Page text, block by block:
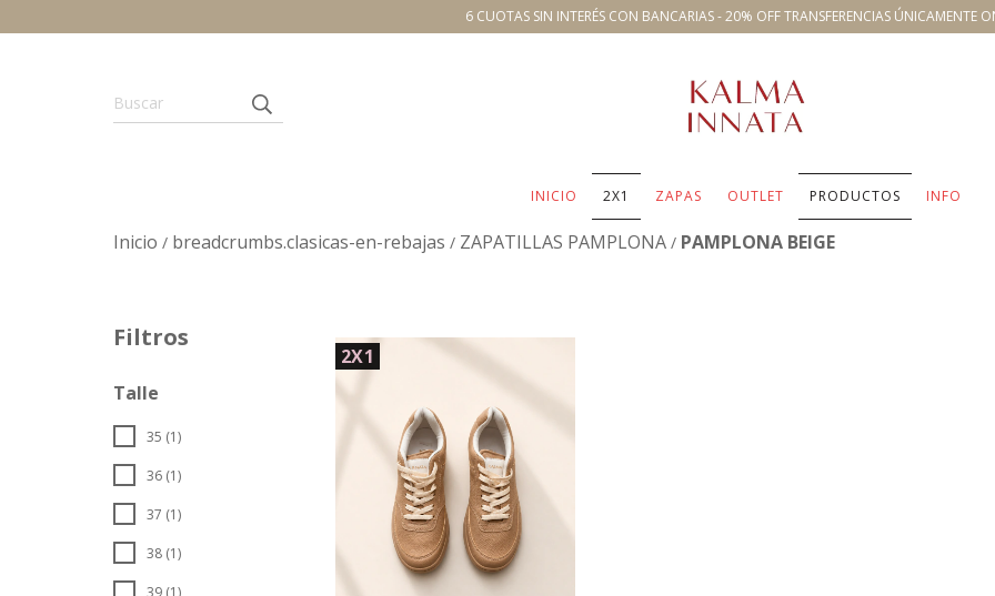
6 CUOTAS SIN INTERÉS CON BANCARIAS - 20% OFF TRANSFERENCIAS ÚNICAMENTE
INICIO 2X1 ZAPAS OUTLET PRODUCTOS INFO
Inicio / breadcrumbs.clasicas-en-rebajas / ZAPATILLAS PAMPLONA / PAMPLONA BEIGE
Filtros
Talle
35 (1)
36 (1)
37 (1)
38 (1)
2X1